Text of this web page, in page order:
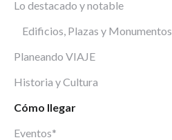
Lo destacado y notable
Edificios, Plazas y Monumentos
Planeando VIAJE
Historia y Cultura
Cómo llegar
Eventos*